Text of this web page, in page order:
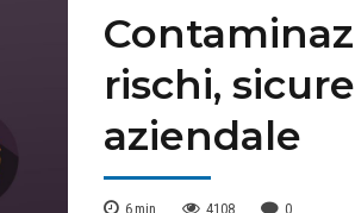
rischi,
aziendale